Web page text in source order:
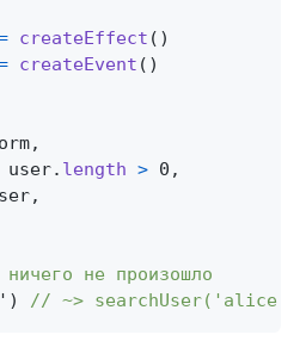
createEffect ( )
createEvent ( )
,
. length > 0 ,
,
не произошло
) // ~> searchUser('alice')